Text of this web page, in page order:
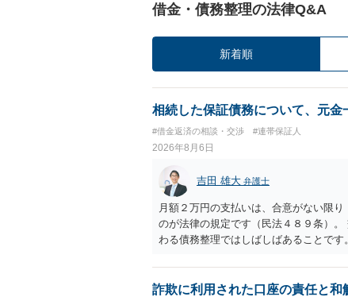
借金・債務整理の法律Q&A
新着順
相続した保証債務について、元
#借金返済の相談・交渉 #連帯保証人
2026年8月6日
吉田 雄大 弁護士
月額２万円の支払いは、合意がない限
のが法律の規定です（民法４８９条）
わる債務整理ではしばしばあることで
詐欺に利用された口座の責任と和